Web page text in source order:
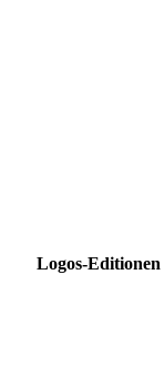
Logos-Editionen